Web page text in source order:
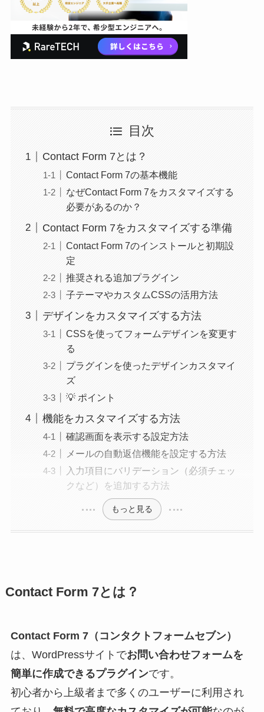
目次
Contact Form 7とは？
Contact Form 7の基本機能
なぜContact Form 7をカスタマイズする
必要があるのか？
Contact Form 7をカスタマイズする準備
Contact Form 7のインストールと初期設
定
推奨される追加プラグイン
子テーマやカスタムCSSの活用方法
デザインをカスタマイズする方法
CSSを使ってフォームデザインを変更す
る
プラグインを使ったデザインカスタマイ
ズ
💡 ポイント
機能をカスタマイズする方法
確認画面を表示する設定方法
メールの自動返信機能を設定する方法
入力項目にバリデーション（必須チェッ
クなど）を追加する方法
もっと見る
Contact Form 7とは？
Contact Form 7（コンタクトフォームセブン）
は、WordPressサイトでお問い合わせフォームを
簡単に作成できるプラグインです。
初心者から上級者まで多くのユーザーに利用され